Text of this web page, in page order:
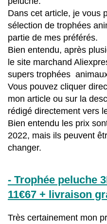
Dans cet article, je vous
sélection de trophées
partie de mes préférés.
Bien entendu, après
le site marchand
supers trophées
Vous pouvez cliquer
mon article ou sur la
rédigé directement vers
Bien entendu les prix
2022, mais ils peuvent
changer.
- Trophée peluche
11€67 + livraison
Très certainement mon